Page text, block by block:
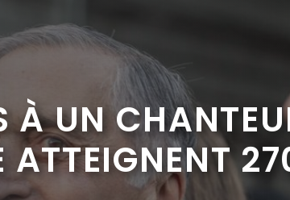
À UN
ATTEIGNENT